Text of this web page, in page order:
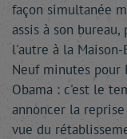
façon simultanée
assis à son
l'autre à la Maison-
Neuf minutes pour
Obama : c'est le
annoncer la
vue du